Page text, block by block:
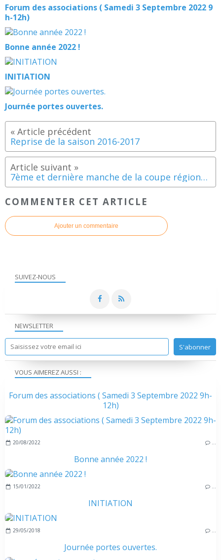
Forum des associations ( Samedi 3 Septembre 2022 9
h-12h)
Bonne année 2022 !
INITIATION
Journée portes ouvertes.
Reprise de la saison 2016-2017
7ème et dernière manche de la coupe régionale à Carquefou
COMMENTER CET ARTICLE
Ajouter un commentaire
NEWSLETTER
SUIVEZ-NOUS
VOUS AIMEREZ AUSSI :
Forum des associations ( Samedi 3 Septembre 2022 9h-
12h)
20/08/2022
Bonne année 2022 !
15/01/2022
INITIATION
29/05/2018
Journée portes ouvertes.